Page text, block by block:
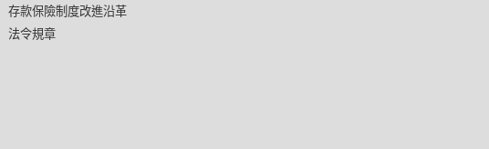
存款保險制度改進沿革
法令規章